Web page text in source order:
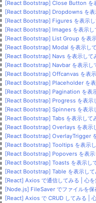
[React Bootstrap] Close Button を
[React Bootstrap] Dropdowns を表
[React Bootstrap] Figures を表示
[React Bootstrap] Images を表示し
[React Bootstrap] List Group を表
[React Bootstrap] Modal を表示し
[React Bootstrap] Navs を表示して
[React Bootstrap] Navbar を表示し
[React Bootstrap] Offcanvas を表
[React Bootstrap] Placeholder を
[React Bootstrap] Pagination を表
[React Bootstrap] Progress を表示
[React Bootstrap] Spinners を表示
[React Bootstrap] Tabs を表示して
[React Bootstrap] Overlays を表示
[React Bootstrap] OverlayTrigger
[React Bootstrap] Tooltips を表示
[React Bootstrap] Popovers を表示
[React Bootstrap] Toasts を表示し
[React Bootstrap] Table を表示し
[React] Axios で通信してみる | 心
[Node.js] FileSaver でファイルを
[React] Axios で CRUD してみる |